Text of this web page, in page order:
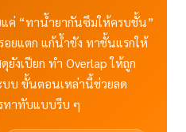
ค่ “ทาน้ำยากันซึมให้ครบชั้น”
ยแตก แก้น้ำขัง ทาชั้นแรกให้
งเปียก ทำ Overlap ให้ถูก
บ ขั้นตอนเหล่านี้ช่วยลด
ทาทับแบบรีบ ๆ